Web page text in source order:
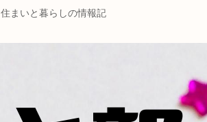
住まいと暮らしの情報記